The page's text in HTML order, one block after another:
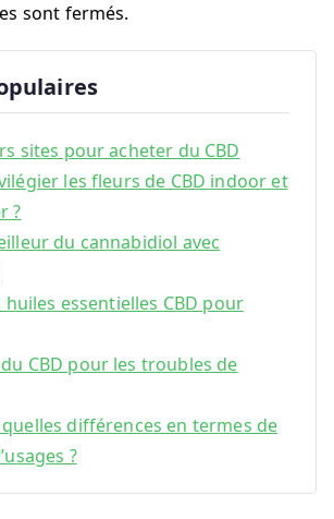
sont fermés.
sites pour acheter du CBD
les fleurs de CBD indoor et
?
du cannabidiol avec
huiles essentielles CBD pour
CBD pour les troubles de
quelles différences en termes de
?